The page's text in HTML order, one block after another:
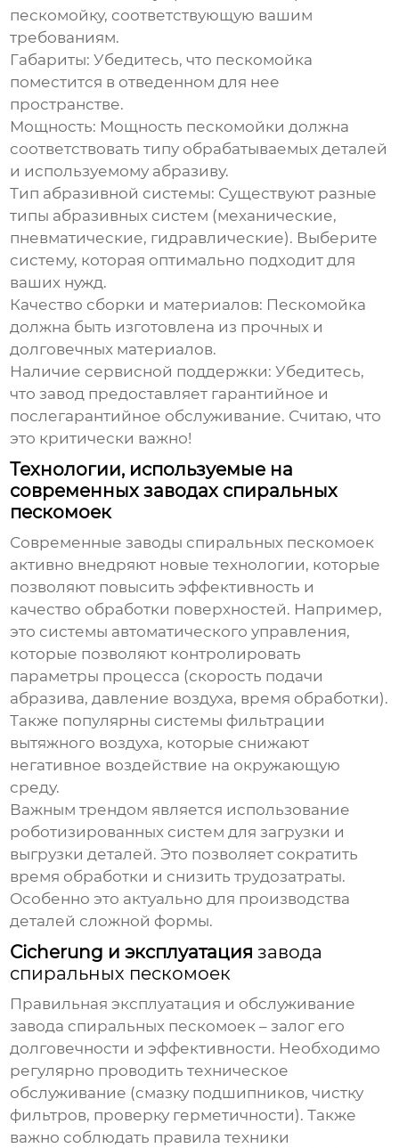
пескомойку, соответствующую вашим
требованиям.
Габариты: Убедитесь, что пескомойка
поместится в отведенном для нее
пространстве.
Мощность: Мощность пескомойки должна
соответствовать типу обрабатываемых деталей
и используемому абразиву.
Тип абразивной системы: Существуют разные
типы абразивных систем (механические,
пневматические, гидравлические). Выберите
систему, которая оптимально подходит для
ваших нужд.
Качество сборки и материалов: Пескомойка
должна быть изготовлена из прочных и
долговечных материалов.
Наличие сервисной поддержки: Убедитесь,
что завод предоставляет гарантийное и
послегарантийное обслуживание. Считаю, что
это критически важно!
Технологии, используемые на
современных заводах спиральных
пескомоек
Современныезаводы спиральных пескомоек
активно внедряют новые технологии, которые
позволяют повысить эффективность и
качество обработки поверхностей. Например,
это системы автоматического управления,
которые позволяют контролировать
параметры процесса (скорость подачи
абразива, давление воздуха, время обработки).
Также популярны системы фильтрации
вытяжного воздуха, которые снижают
негативное воздействие на окружающую
среду.
Важным трендом является использование
роботизированных систем для загрузки и
выгрузки деталей. Это позволяет сократить
время обработки и снизить трудозатраты.
Особенно это актуально для производства
деталей сложной формы.
Сicherung и эксплуатациязавода
спиральных пескомоек
Правильная эксплуатация и обслуживание
завода спиральных пескомоек – залог его
долговечности и эффективности. Необходимо
регулярно проводить техническое
обслуживание (смазку подшипников, чистку
фильтров, проверку герметичности). Также
важно соблюдать правила техники